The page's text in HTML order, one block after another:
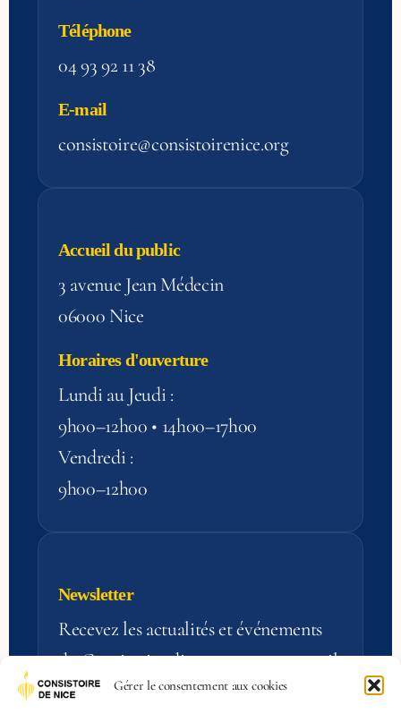
Gérer le consentement aux cookies
Téléphone
04 93 92 11 38
E-mail
consistoire@consistoirenice.org
Accueil du public
3 avenue Jean Médecin
06000 Nice
Horaires d'ouverture
Lundi au Jeudi :
9h00–12h00 • 14h00–17h00
Vendredi :
9h00–12h00
Newsletter
Recevez les actualités et événements
du Consistoire directement par e‑mail.